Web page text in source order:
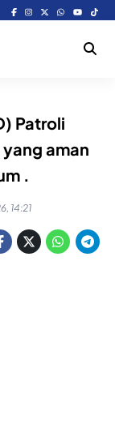
Patroli
aman
.
14:21